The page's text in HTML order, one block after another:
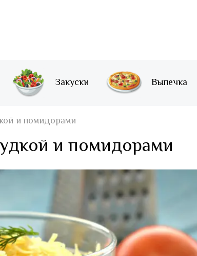
Закуски Выпечка
и помидорами
и помидорами